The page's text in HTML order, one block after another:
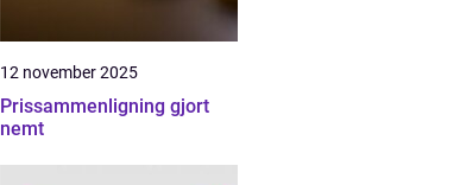
12 november 2025
Prissammenligning gjort
nemt